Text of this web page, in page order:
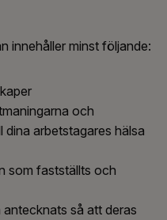
innehåller minst följande:
och
dina arbetstagares hälsa
som fastställts och
så att deras